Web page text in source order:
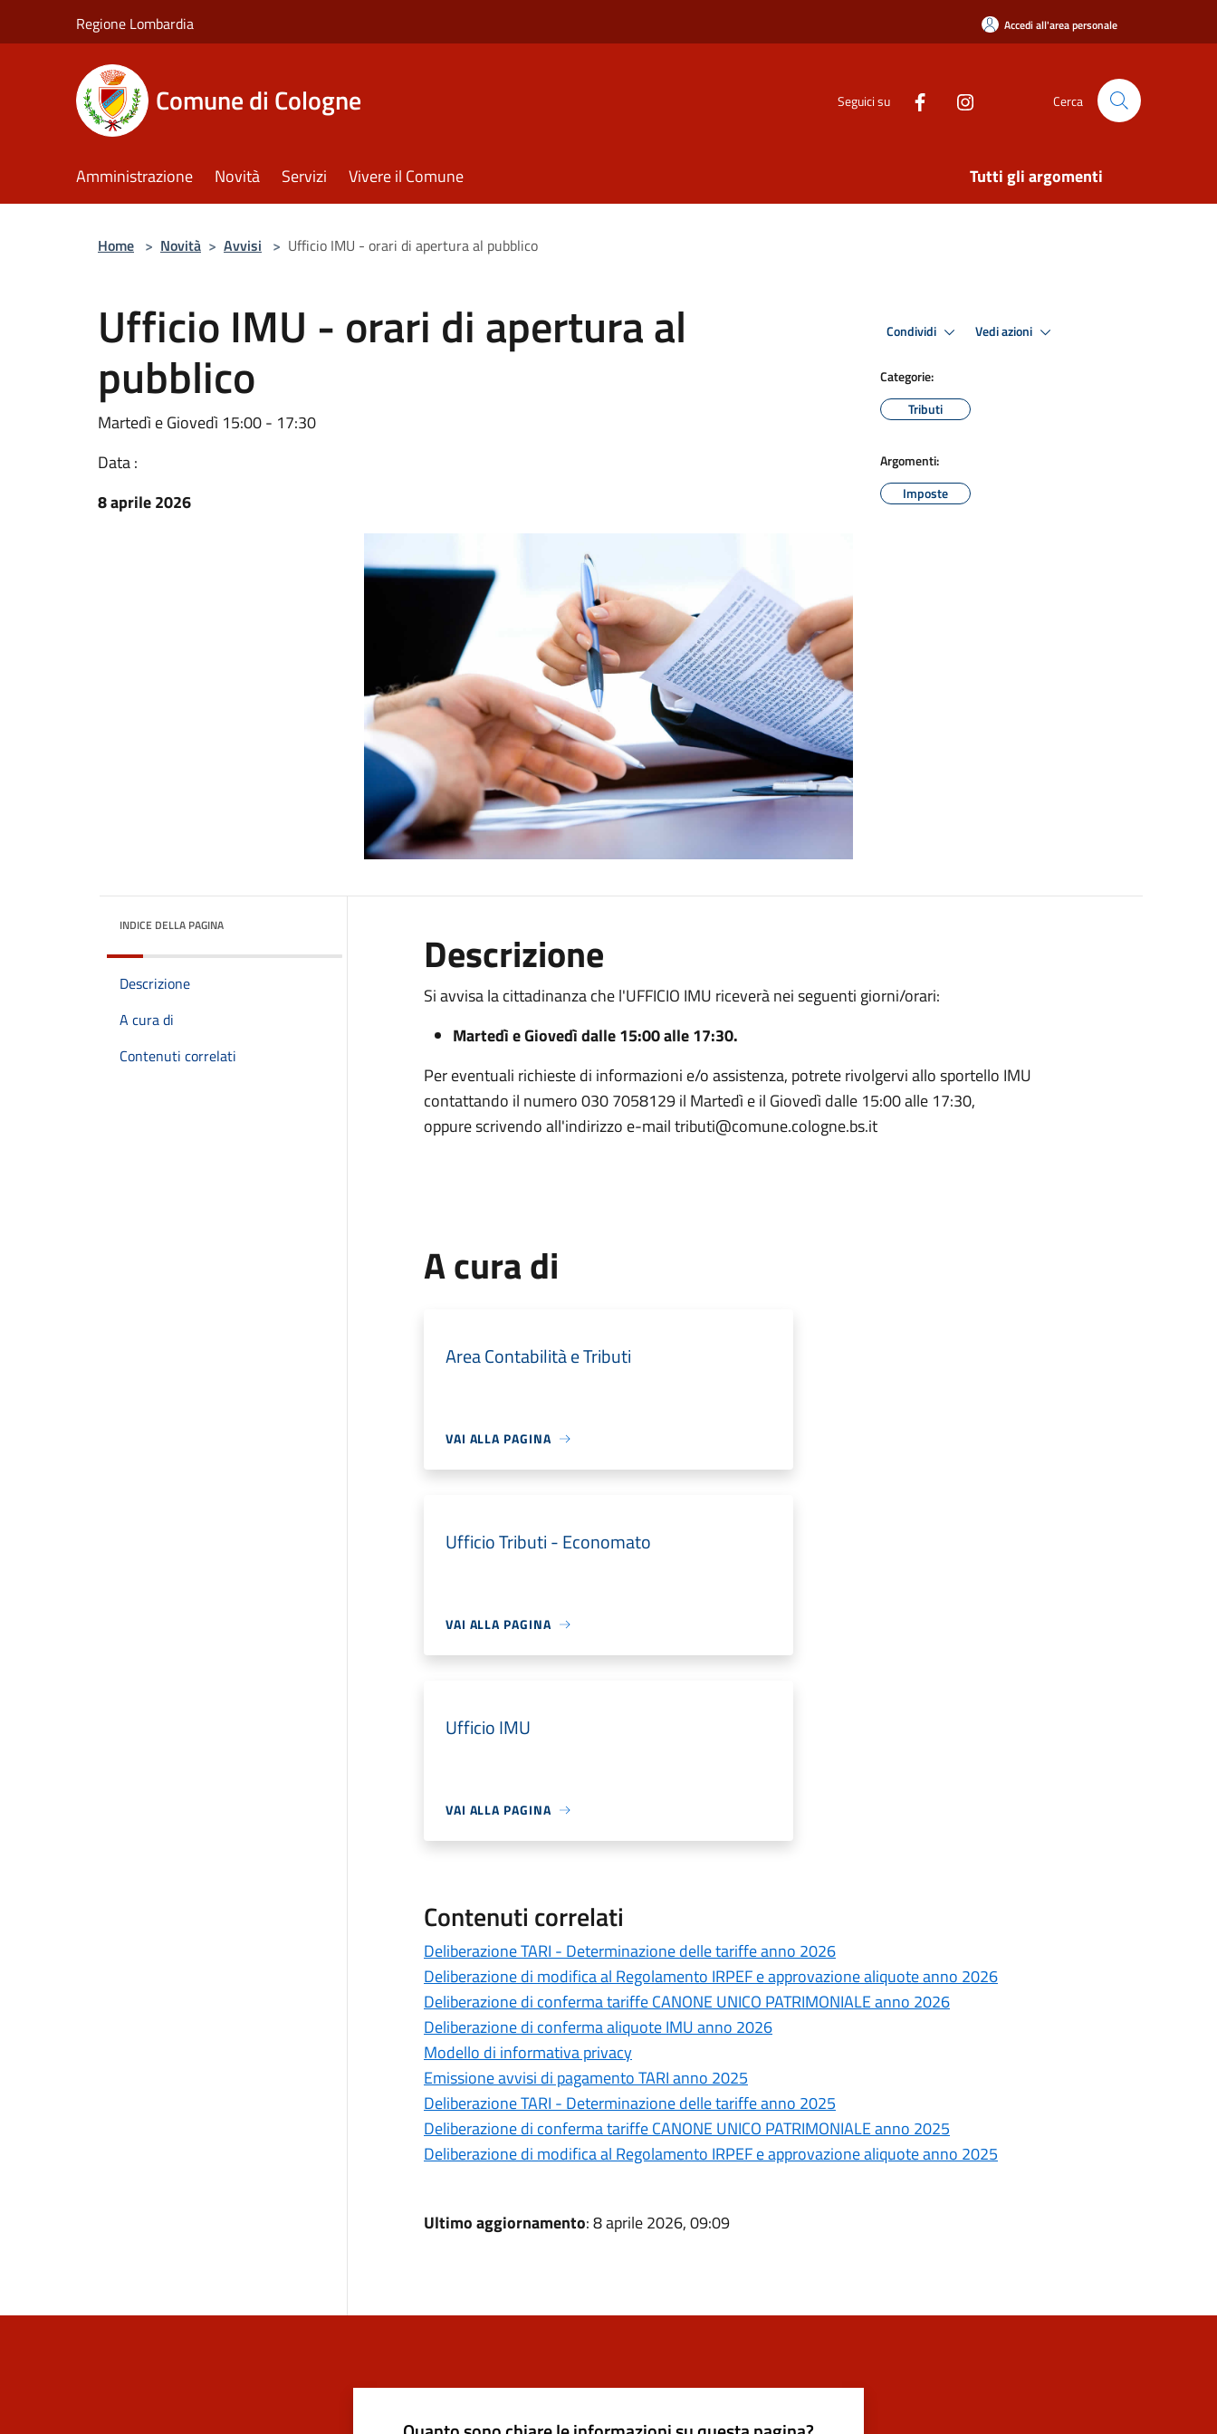
Regione Lombardia Accedi all'area personale
Comune di Cologne Seguici su Cerca
Amministrazione Novità Servizi Vivere il Comune Tutti gli argomenti
Home > Novità > Avvisi > Ufficio IMU - orari di apertura al pubblico
Ufficio IMU - orari di apertura al
pubblico
Martedì e Giovedì 15:00 - 17:30
Data :
8 aprile 2026
Condividi Vedi azioni
Categorie:
Tributi
Argomenti:
Imposte
INDICE DELLA PAGINA
Descrizione
A cura di
Contenuti correlati
Descrizione
Si avvisa la cittadinanza che l'UFFICIO IMU riceverà nei seguenti giorni/orari:
Martedì e Giovedì dalle 15:00 alle 17:30.
Per eventuali richieste di informazioni e/o assistenza, potrete rivolgervi allo sportello IMU
contattando il numero 030 7058129 il Martedì e il Giovedì dalle 15:00 alle 17:30,
oppure scrivendo all'indirizzo e-mail tributi@comune.cologne.bs.it
A cura di
Area Contabilità e Tributi
VAI ALLA PAGINA
Ufficio Tributi - Economato
VAI ALLA PAGINA
Ufficio IMU
VAI ALLA PAGINA
Contenuti correlati
Deliberazione TARI - Determinazione delle tariffe anno 2026
Deliberazione di modifica al Regolamento IRPEF e approvazione aliquote anno 2026
Deliberazione di conferma tariffe CANONE UNICO PATRIMONIALE anno 2026
Deliberazione di conferma aliquote IMU anno 2026
Modello di informativa privacy
Emissione avvisi di pagamento TARI anno 2025
Deliberazione TARI - Determinazione delle tariffe anno 2025
Deliberazione di conferma tariffe CANONE UNICO PATRIMONIALE anno 2025
Deliberazione di modifica al Regolamento IRPEF e approvazione aliquote anno 2025
Ultimo aggiornamento: 8 aprile 2026, 09:09